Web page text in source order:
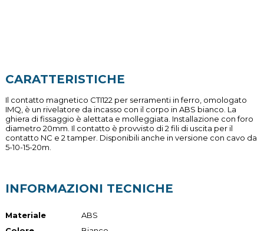
CARATTERISTICHE
Il contatto magnetico CTI122 per serramenti in ferro, omologato
IMQ, è un rivelatore da incasso con il corpo in ABS bianco. La
ghiera di fissaggio è alettata e molleggiata. Installazione con foro
diametro 20mm. Il contatto è provvisto di 2 fili di uscita per il
contatto NC e 2 tamper. Disponibili anche in versione con cavo da
5-10-15-20m.
INFORMAZIONI TECNICHE
Materiale
ABS